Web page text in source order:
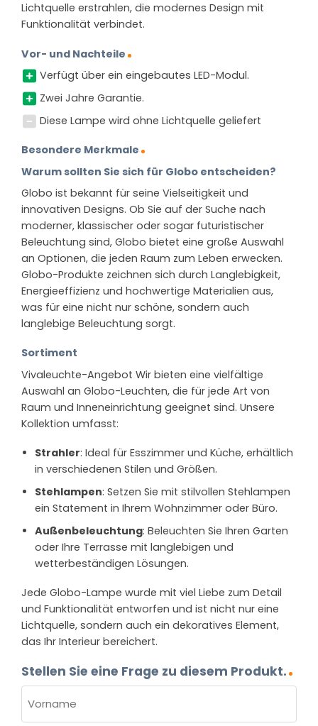
Lichtquelle erstrahlen, die modernes Design mit
Funktionalität verbindet.
Vor- und Nachteile
Verfügt über ein eingebautes LED-Modul.
Zwei Jahre Garantie.
Diese Lampe wird ohne Lichtquelle geliefert
Besondere Merkmale
Warum sollten Sie sich für Globo entscheiden?
Globo ist bekannt für seine Vielseitigkeit und
innovativen Designs. Ob Sie auf der Suche nach
moderner, klassischer oder sogar futuristischer
Beleuchtung sind, Globo bietet eine große Auswahl
an Optionen, die jeden Raum zum Leben erwecken.
Globo-Produkte zeichnen sich durch Langlebigkeit,
Energieeffizienz und hochwertige Materialien aus,
was für eine nicht nur schöne, sondern auch
langlebige Beleuchtung sorgt.
Sortiment
Vivaleuchte-Angebot Wir bieten eine vielfältige
Auswahl an Globo-Leuchten, die für jede Art von
Raum und Inneneinrichtung geeignet sind. Unsere
Kollektion umfasst:
Strahler: Ideal für Esszimmer und Küche, erhältlich
in verschiedenen Stilen und Größen.
Stehlampen: Setzen Sie mit stilvollen Stehlampen
ein Statement in Ihrem Wohnzimmer oder Büro.
Außenbeleuchtung: Beleuchten Sie Ihren Garten
oder Ihre Terrasse mit langlebigen und
wetterbeständigen Lösungen.
Jede Globo-Lampe wurde mit viel Liebe zum Detail
und Funktionalität entworfen und ist nicht nur eine
Lichtquelle, sondern auch ein dekoratives Element,
das Ihr Interieur bereichert.
Stellen Sie eine Frage zu diesem Produkt.
(ERFORDERLICH)